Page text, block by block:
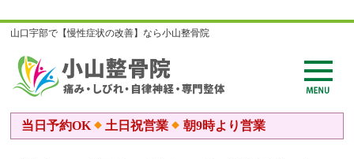
山口宇部で【慢性症状の改善】なら小山整骨院
当日予約OK 土日祝営業 朝9時より営業